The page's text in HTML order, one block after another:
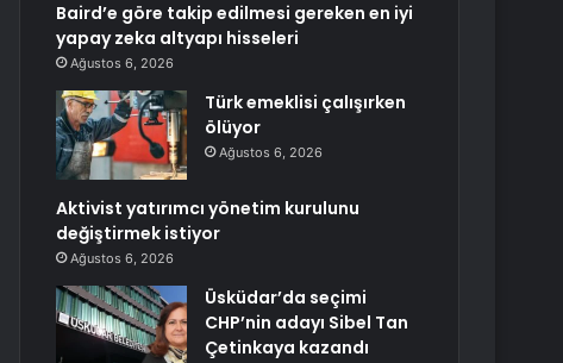
Baird’e göre takip edilmesi gereken en iyi
yapay zeka altyapı hisseleri
Ağustos 6, 2026
Türk emeklisi çalışırken
ölüyor
Ağustos 6, 2026
Aktivist yatırımcı yönetim kurulunu
değiştirmek istiyor
Ağustos 6, 2026
Üsküdar’da seçimi
CHP’nin adayı Sibel Tan
Çetinkaya kazandı